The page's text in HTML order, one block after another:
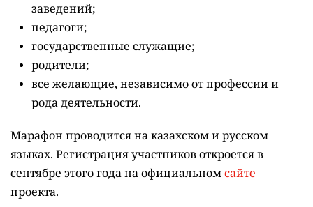
заведений;
педагоги;
государственные служащие;
родители;
все желающие, независимо от профессии и
рода деятельности.
Марафон проводится на казахском и русском
языках. Регистрация участников откроется в
сентябре этого года на официальномсайте
проекта.